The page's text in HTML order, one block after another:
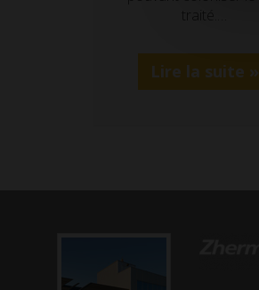
Lire la suite »